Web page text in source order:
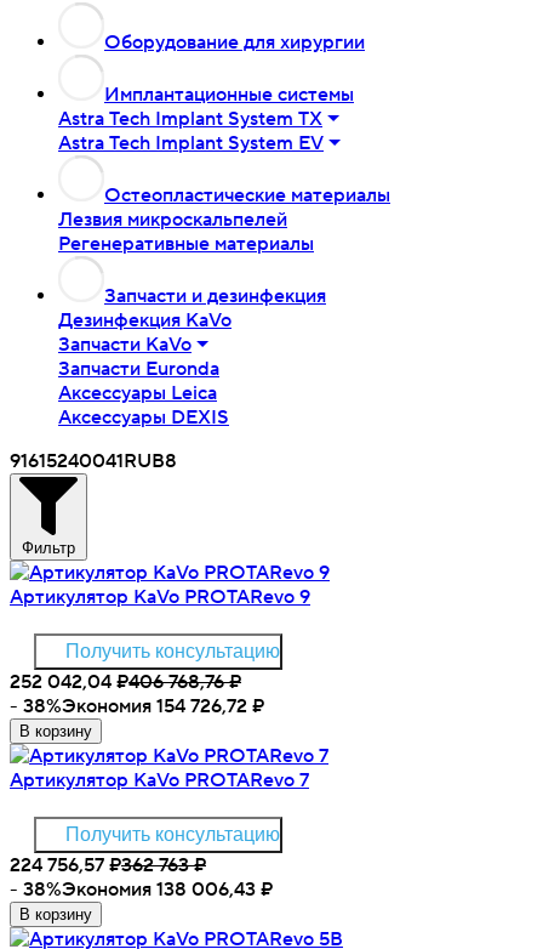
Оборудование для хирургии
Имплантационные системы
Astra Tech Implant System TX
Astra Tech Implant System EV
Остеопластические материалы
Лезвия микроскальпелей
Регенеративные материалы
Запчасти и дезинфекция
Дезинфекция KaVo
Запчасти KaVo
Запчасти Euronda
Аксессуары Leica
Аксессуары DEXIS
91615240041RUB8
Фильтр
Артикулятор KaVo PROTARevo 9
Получить консультацию
252 042,04 ₽406 768,76 ₽
- 38%Экономия 154 726,72 ₽
В корзину
Артикулятор KaVo PROTARevo 7
Получить консультацию
224 756,57 ₽362 763 ₽
- 38%Экономия 138 006,43 ₽
В корзину